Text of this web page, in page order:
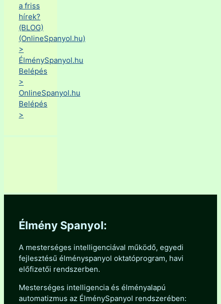
a friss
hírek?
(BLOG)
(OnlineSpanyol.hu)
>
ÉlménySpanyol.hu
Belépés
>
OnlineSpanyol.hu
Belépés
>
Élmény Spanyol:
A mesterséges intelligenciával működő, egyedi
fejlesztésű élményspanyol oktatóprogram, havi
előfizetői rendszerben.
Mesterséges intelligencia és élményalapú
automatizmus az ÉlménySpanyol rendszerében: